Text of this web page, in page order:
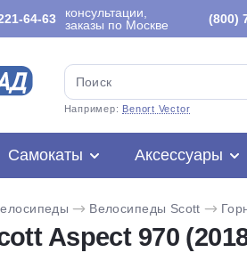
64-63
консультации,
заказы по Москве
(800)
Например: Benort Vector
Самокаты Аксессуары
Велосипеды Scott
Aspect 970